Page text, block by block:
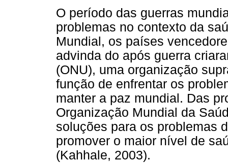
O período das guerras
problemas no contexto da
Mundial, os países
advinda do após guerra
(ONU), uma organização
função de enfrentar os
manter a paz mundial. Das
Organização Mundial da
soluções para os problemas
promover o maior nível de
(Kahhale, 2003).